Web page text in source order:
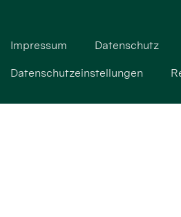
Impressum Datenschutz
Datenschutzeinstellungen